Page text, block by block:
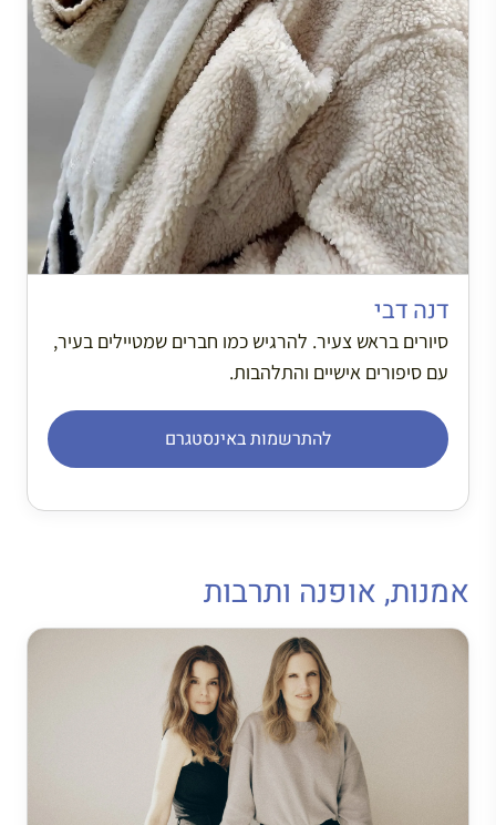
דנה דבי
סיורים בראש צעיר. להרגיש כמו חברים שמטיילים בעיר,
עם סיפורים אישיים והתלהבות.
להתרשמות באינסטגרם
אמנות, אופנה ותרבות